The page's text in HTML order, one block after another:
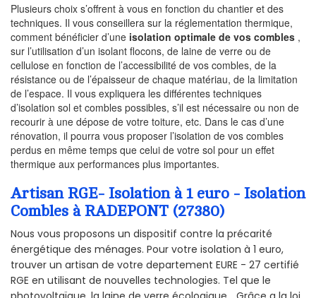
Plusieurs choix s’offrent à vous en fonction du chantier et des
techniques. Il vous conseillera sur la réglementation thermique,
comment bénéficier d’une isolation optimale de vos combles ,
sur l’utilisation d’un isolant flocons, de laine de verre ou de
cellulose en fonction de l’accessibilité de vos combles, de la
résistance ou de l’épaisseur de chaque matériau, de la limitation
de l’espace. Il vous expliquera les différentes techniques
d’isolation sol et combles possibles, s’il est nécessaire ou non de
recourir à une dépose de votre toiture, etc. Dans le cas d’une
rénovation, il pourra vous proposer l’isolation de vos combles
perdus en même temps que celui de votre sol pour un effet
thermique aux performances plus importantes.
Artisan RGE- Isolation à 1 euro - Isolation
Combles à RADEPONT (27380)
Nous vous proposons un dispositif contre la précarité
énergétique des ménages. Pour votre isolation à 1 euro,
trouver un artisan de votre departement EURE - 27 certifié
RGE en utilisant de nouvelles technologies. Tel que le